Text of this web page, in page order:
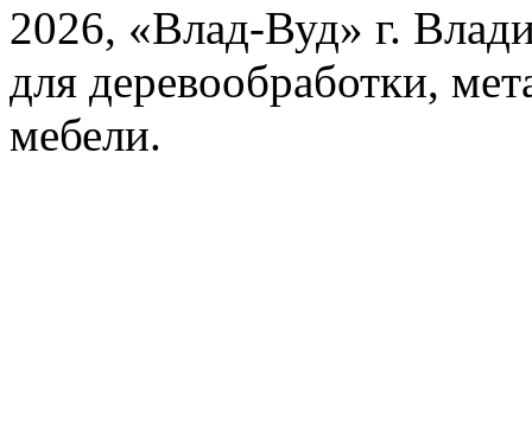
2026, «Влад-Вуд» г.
для деревообработки,
мебели.